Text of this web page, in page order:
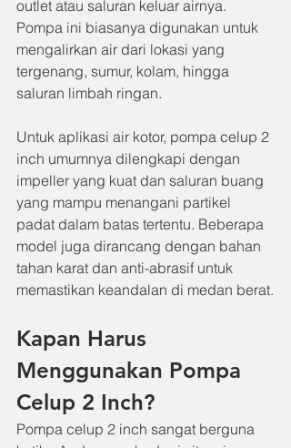
outlet atau saluran keluar airnya.
Pompa ini biasanya digunakan untuk
mengalirkan air dari lokasi yang
tergenang, sumur, kolam, hingga
saluran limbah ringan.
Untuk aplikasi air kotor, pompa celup 2
inch umumnya dilengkapi dengan
impeller yang kuat dan saluran buang
yang mampu menangani partikel
padat dalam batas tertentu. Beberapa
model juga dirancang dengan bahan
tahan karat dan anti-abrasif untuk
memastikan keandalan di medan berat.
Kapan Harus
Menggunakan Pompa
Celup 2 Inch?
Pompa celup 2 inch sangat berguna